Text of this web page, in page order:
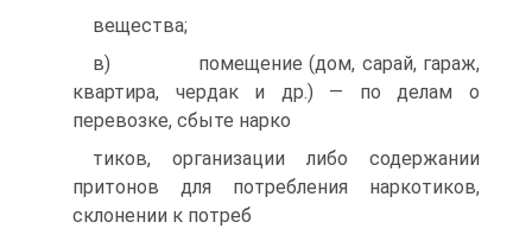
вещества;
в) помещение (дом, сарай, гараж,
квартира, чердак и др.) — по делам о
перевозке, сбыте нарко
тиков, организации либо содержании
притонов для потребления наркотиков,
склонении к потреб